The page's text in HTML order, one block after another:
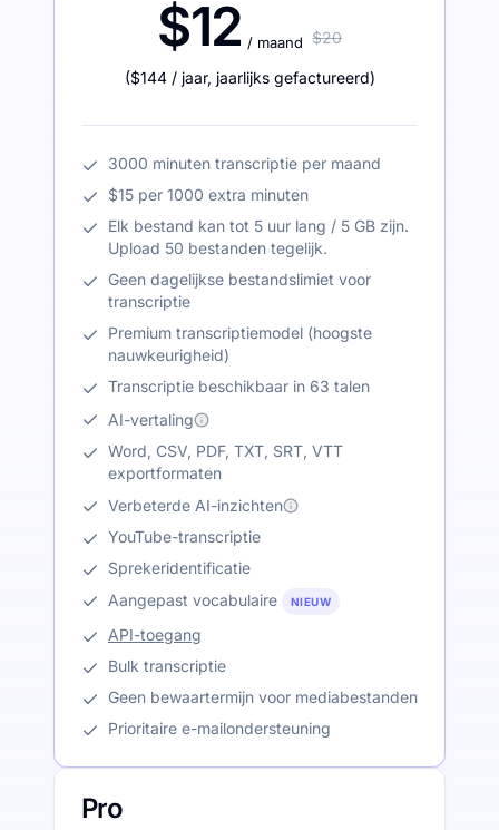
$12 / maand $20
($144 / jaar, jaarlijks gefactureerd)
3000 minuten transcriptie per maand
$15 per 1000 extra minuten
Elk bestand kan tot 5 uur lang / 5 GB zijn.
Upload 50 bestanden tegelijk.
Geen dagelijkse bestandslimiet voor
transcriptie
Premium transcriptiemodel (hoogste
nauwkeurigheid)
Transcriptie beschikbaar in 63 talen
AI-vertaling
Word, CSV, PDF, TXT, SRT, VTT
exportformaten
Verbeterde AI-inzichten
YouTube-transcriptie
Sprekeridentificatie
Aangepast vocabulaire
NIEUW
API-toegang
Bulk transcriptie
Geen bewaartermijn voor mediabestanden
Prioritaire e-mailondersteuning
Pro